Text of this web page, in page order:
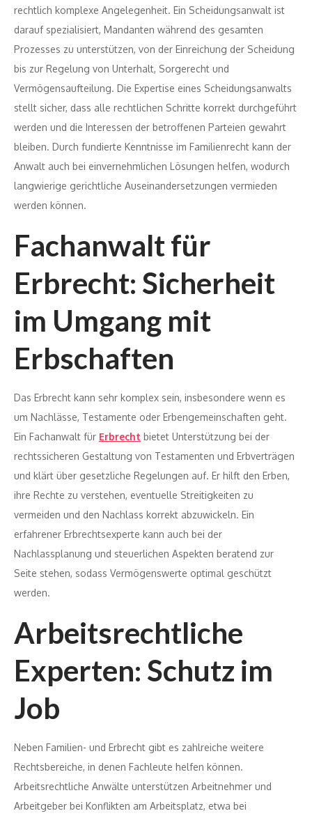
rechtlich komplexe Angelegenheit. Ein Scheidungsanwalt ist
darauf spezialisiert, Mandanten während des gesamten
Prozesses zu unterstützen, von der Einreichung der Scheidung
bis zur Regelung von Unterhalt, Sorgerecht und
Vermögensaufteilung. Die Expertise eines Scheidungsanwalts
stellt sicher, dass alle rechtlichen Schritte korrekt durchgeführt
werden und die Interessen der betroffenen Parteien gewahrt
bleiben. Durch fundierte Kenntnisse im Familienrecht kann der
Anwalt auch bei einvernehmlichen Lösungen helfen, wodurch
langwierige gerichtliche Auseinandersetzungen vermieden
werden können.
Fachanwalt für
Erbrecht: Sicherheit
im Umgang mit
Erbschaften
Das Erbrecht kann sehr komplex sein, insbesondere wenn es
um Nachlässe, Testamente oder Erbengemeinschaften geht.
Ein Fachanwalt für Erbrecht bietet Unterstützung bei der
rechtssicheren Gestaltung von Testamenten und Erbverträgen
und klärt über gesetzliche Regelungen auf. Er hilft den Erben,
ihre Rechte zu verstehen, eventuelle Streitigkeiten zu
vermeiden und den Nachlass korrekt abzuwickeln. Ein
erfahrener Erbrechtsexperte kann auch bei der
Nachlassplanung und steuerlichen Aspekten beratend zur
Seite stehen, sodass Vermögenswerte optimal geschützt
werden.
Arbeitsrechtliche
Experten: Schutz im
Job
Neben Familien- und Erbrecht gibt es zahlreiche weitere
Rechtsbereiche, in denen Fachleute helfen können.
Arbeitsrechtliche Anwälte unterstützen Arbeitnehmer und
Arbeitgeber bei Konflikten am Arbeitsplatz, etwa bei